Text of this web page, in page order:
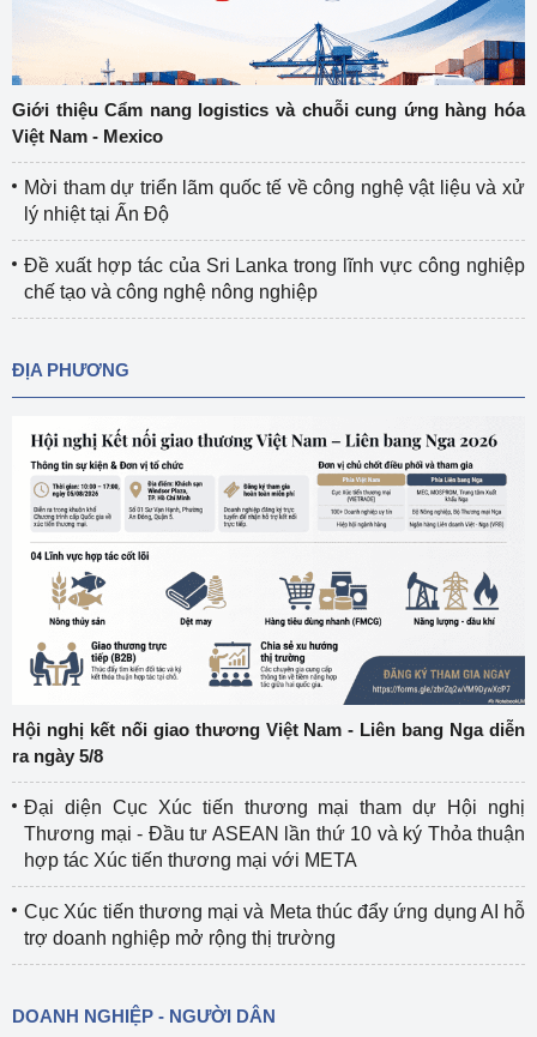
Giới thiệu Cẩm nang logistics và chuỗi cung ứng hàng hóa
Việt Nam - Mexico
Mời tham dự triển lãm quốc tế về công nghệ vật liệu và xử
lý nhiệt tại Ấn Độ
Đề xuất hợp tác của Sri Lanka trong lĩnh vực công nghiệp
chế tạo và công nghệ nông nghiệp
ĐỊA PHƯƠNG
Hội nghị kết nối giao thương Việt Nam - Liên bang Nga diễn
ra ngày 5/8
Đại diện Cục Xúc tiến thương mại tham dự Hội nghị
Thương mại - Đầu tư ASEAN lần thứ 10 và ký Thỏa thuận
hợp tác Xúc tiến thương mại với META
Cục Xúc tiến thương mại và Meta thúc đẩy ứng dụng AI hỗ
trợ doanh nghiệp mở rộng thị trường
DOANH NGHIỆP - NGƯỜI DÂN